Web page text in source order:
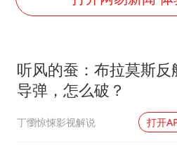
听风的蚕：布拉莫斯反
导弹，怎么破？
丁懰惊悚影视解说 打开